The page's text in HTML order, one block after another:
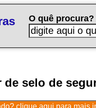
O quê procura?
de selo de